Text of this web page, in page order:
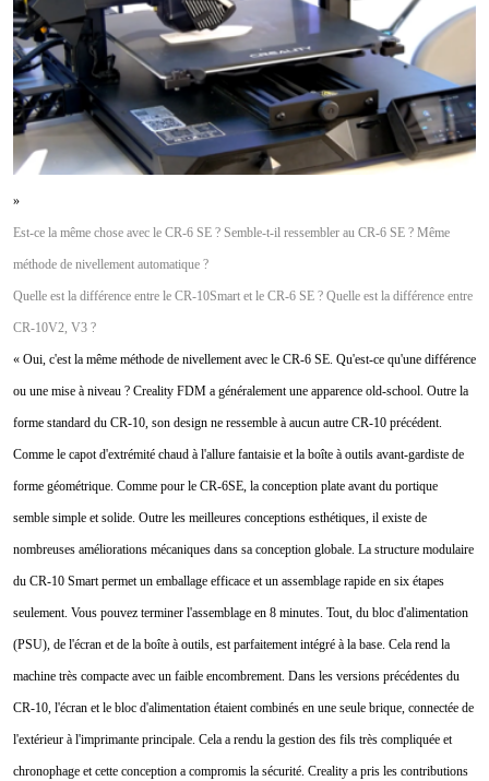
»
Est-ce la même chose avec le CR-6 SE ? Semble-t-il ressembler au CR-6 SE ? Même
méthode de nivellement automatique ?
Quelle est la différence entre le CR-10Smart et le CR-6 SE ? Quelle est la différence entre
CR-10V2, V3 ?
« Oui, c'est la même méthode de nivellement avec le CR-6 SE. Qu'est-ce qu'une différence
ou une mise à niveau ? Creality FDM a généralement une apparence old-school. Outre la
forme standard du CR-10, son design ne ressemble à aucun autre CR-10 précédent.
Comme le capot d'extrémité chaud à l'allure fantaisie et la boîte à outils avant-gardiste de
forme géométrique. Comme pour le CR-6SE, la conception plate avant du portique
semble simple et solide. Outre les meilleures conceptions esthétiques, il existe de
nombreuses améliorations mécaniques dans sa conception globale. La structure modulaire
du CR-10 Smart permet un emballage efficace et un assemblage rapide en six étapes
seulement. Vous pouvez terminer l'assemblage en 8 minutes. Tout, du bloc d'alimentation
(PSU), de l'écran et de la boîte à outils, est parfaitement intégré à la base. Cela rend la
machine très compacte avec un faible encombrement. Dans les versions précédentes du
CR-10, l'écran et le bloc d'alimentation étaient combinés en une seule brique, connectée de
l'extérieur à l'imprimante principale. Cela a rendu la gestion des fils très compliquée et
chronophage et cette conception a compromis la sécurité. Creality a pris les contributions